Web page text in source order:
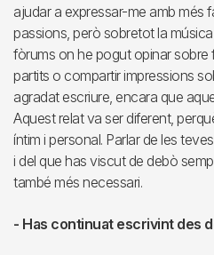
ajudar a expressar-me amb més
passions, però sobretot la
fòrums on he pogut opinar sobre
partits o compartir impressions
agradat escriure, encara que
Aquest relat va ser diferent,
íntim i personal. Parlar de les
i del que has viscut de debò
també més necessari.
- Has continuat escrivint des